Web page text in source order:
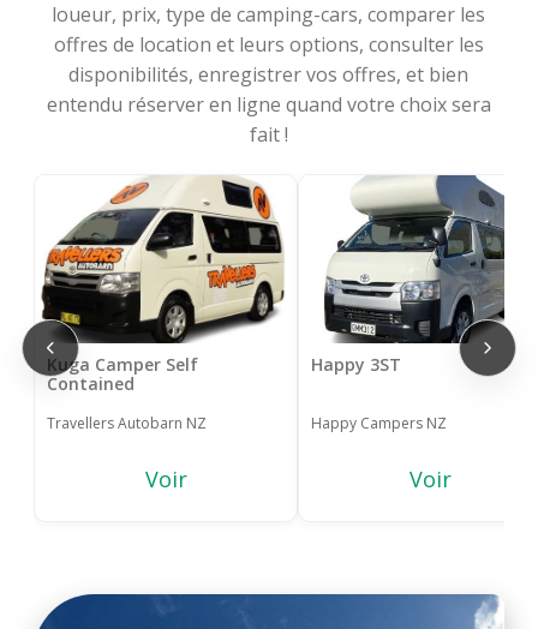
loueur, prix, type de camping-cars, comparer les
offres de location et leurs options, consulter les
disponibilités, enregistrer vos offres, et bien
entendu réserver en ligne quand votre choix sera
fait !
Kuga Camper Self
Contained
Travellers Autobarn NZ
Voir
Happy 3ST
Happy Campers NZ
Voir